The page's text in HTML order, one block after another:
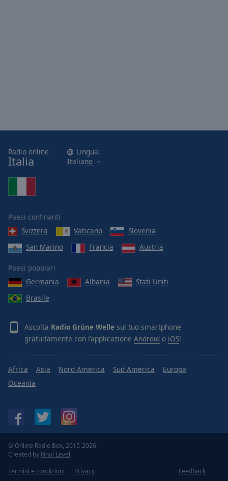
Radio online
Italia
Lingua:
Italiano
Paesi confinanti
Svizzera
Vaticano
Slovenia
San Marino
Francia Austria
Paesi popolari
Germania
Albania
Stati Uniti
Brasile
Ascolta Radio Grüne Welle sul tuo smartphone
gratuitamente con l’applicazione Android o iOS!
Africa Asia Nord America Sud America
Europa
Oceania
© Online Radio Box, 2015-2026.
Created by Final Level
Termini e condizioni
Privacy Feedback